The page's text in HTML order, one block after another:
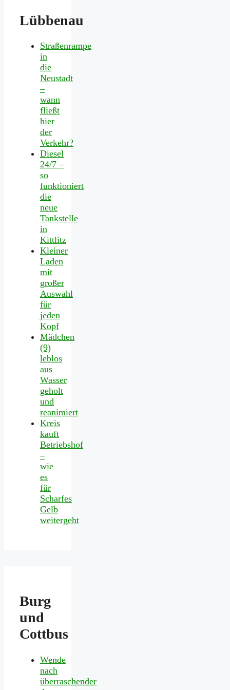
Lübbenau
Straßenrampe
in
die
Neustadt
–
wann
fließt
hier
der
Verkehr?
Diesel
24/7 –
so
funktioniert
die
neue
Tankstelle
in
Kittlitz
Kleiner
Laden
mit
großer
Auswahl
für
jeden
Kopf
Mädchen
(9)
leblos
aus
Wasser
geholt
und
reanimiert
Kreis
kauft
Betriebshof
–
wie
es
für
Scharfes
Gelb
weitergeht
Burg
und
Cottbus
Wende
nach
überraschender